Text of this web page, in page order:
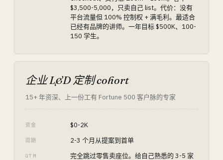
$3,500-5,000，只卖自己 list。代价：没有
平台流量但 100% 控制权 + 满毛利。最适合
已经有品牌的讲师。一年目标 $500K、100-
150 学生。
企业 L&D 定制 cohort
15+ 年资深、上一份工有 Fortune 500 客户脉的专家
资金 $0-2K
周期 2-3 个月从提案到首单
GTM
完全跳过零售卖座位。给自己熟悉的 3-5 家